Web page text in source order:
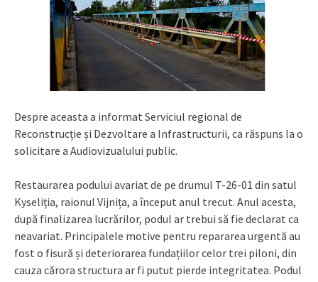
Despre aceasta a informat Serviciul regional de
Reconstrucție și Dezvoltare a Infrastructurii, ca răspuns la o
solicitare a Audiovizualului public.
Restaurarea podului avariat de pe drumul T-26-01 din satul
Kyseliția, raionul Vijnița, a început anul trecut. Anul acesta,
după finalizarea lucrărilor, podul ar trebui să fie declarat ca
neavariat. Principalele motive pentru repararea urgentă au
fost o fisură și deteriorarea fundațiilor celor trei piloni, din
cauza cărora structura ar fi putut pierde integritatea. Podul